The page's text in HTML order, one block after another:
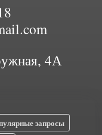
4А
запросы